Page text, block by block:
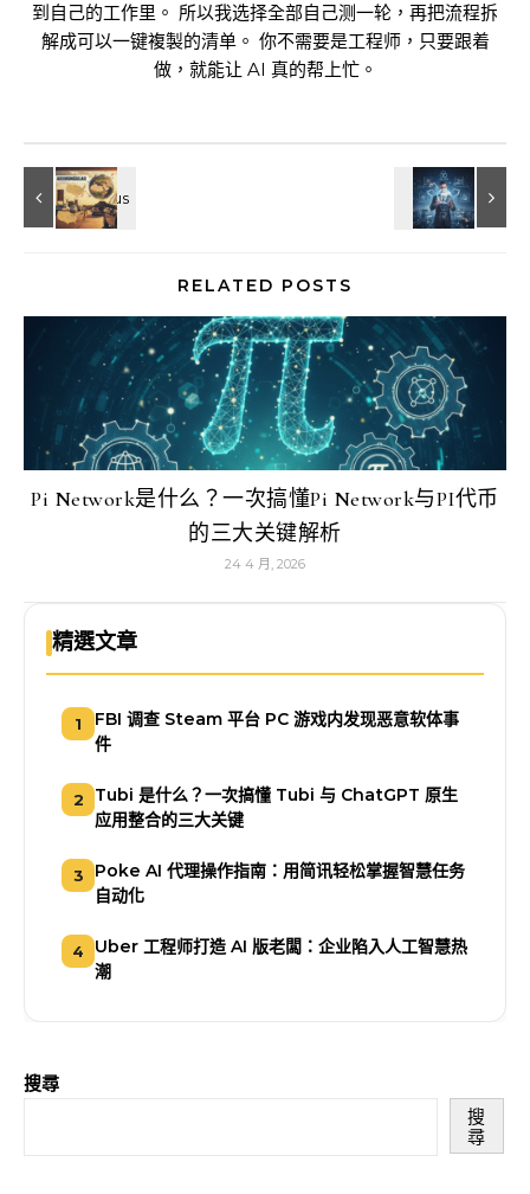
到自己的工作里。 所以我选择全部自己测一轮，再把流程拆
解成可以一键複製的清单。 你不需要是工程师，只要跟着
做，就能让 AI 真的帮上忙。
RELATED POSTS
Pi Network是什么？一次搞懂Pi Network与PI代币
的三大关键解析
24 4 月, 2026
精選文章
1
FBI 调查 Steam 平台 PC 游戏内发现恶意软体事
件
2
Tubi 是什么？一次搞懂 Tubi 与 ChatGPT 原生
应用整合的三大关键
3
Poke AI 代理操作指南：用简讯轻松掌握智慧任务
自动化
4
Uber 工程师打造 AI 版老闆：企业陷入人工智慧热
潮
搜尋
搜
尋